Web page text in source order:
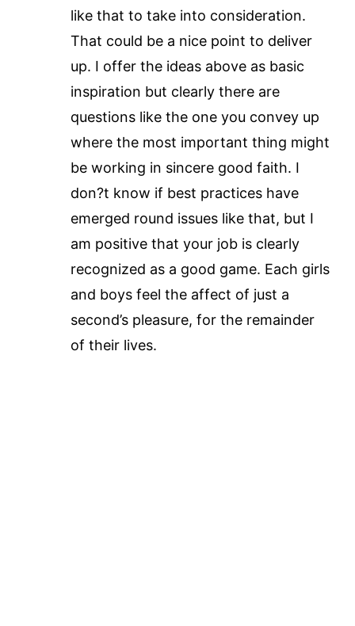
like that to take into consideration.
That could be a nice point to deliver
up. I offer the ideas above as basic
inspiration but clearly there are
questions like the one you convey up
where the most important thing might
be working in sincere good faith. I
don?t know if best practices have
emerged round issues like that, but I
am positive that your job is clearly
recognized as a good game. Each girls
and boys feel the affect of just a
second’s pleasure, for the remainder
of their lives.